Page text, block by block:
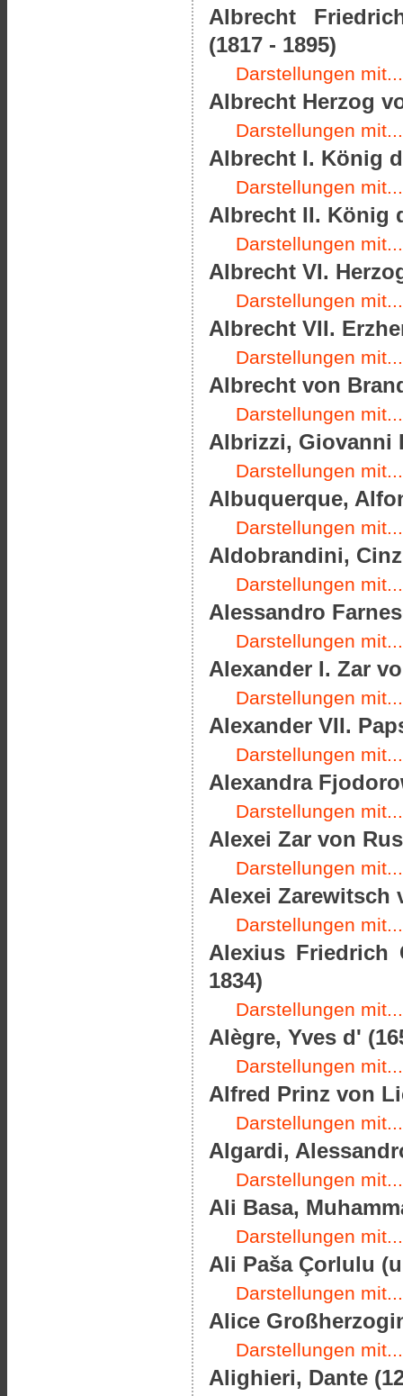
Albrecht
(1817 - 1895)
Darstellungen mit...
Albrecht Herzog
Darstellungen mit...
Albrecht I. König
Darstellungen mit...
Albrecht II. König
Darstellungen mit...
Albrecht VI.
Darstellungen mit...
Albrecht VII.
Darstellungen mit...
Albrecht von
Darstellungen mit...
Albrizzi, Giovanni
Darstellungen mit...
Albuquerque,
Darstellungen mit...
Aldobrandini,
Darstellungen mit...
Alessandro
Darstellungen mit...
Alexander I. Zar
Darstellungen mit...
Alexander VII.
Darstellungen mit...
Alexandra
Darstellungen mit...
Alexei Zar von
Darstellungen mit...
Alexei Zarewitsch
Darstellungen mit...
Alexius Friedrich
1834)
Darstellungen mit...
Alègre, Yves d'
Darstellungen mit...
Alfred Prinz von
Darstellungen mit...
Algardi,
Darstellungen mit...
Ali Basa,
Darstellungen mit...
Ali Paša Çorlulu
Darstellungen mit...
Alice
Darstellungen mit...
Alighieri, Dante